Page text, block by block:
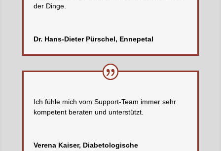
der Dinge.
Dr. Hans-Dieter Pürschel, Ennepetal
Ich fühle mich vom Support-Team immer sehr
kompetent beraten und unterstützt.
Verena Kaiser, Diabetologische